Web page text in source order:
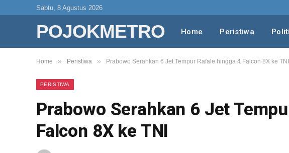
Sabtu, 8 Agustus 2026
POJOKMETRO Home Peristiwa
Home » Peristiwa » Prabowo Serahkan 6 Jet Tempur Rafale hingga 4 Falcon 8X ke TNI
PERISTIWA
Prabowo Serahkan 6 Jet
Falcon 8X ke TNI